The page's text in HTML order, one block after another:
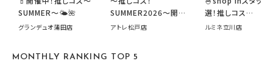
SUMMER〜🌤️🌺
グランデュオ蒲田店
SUMMER2026～開催
中です！
アトレ松戸店
選！推しコス
summer2026開催
ルミネ立川店
MONTHLY RANKING TOP 5